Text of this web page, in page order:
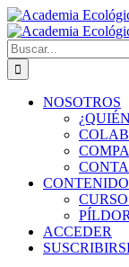
Saltar
al
contenido
Buscar:
NOSOTROS
CONTENIDO
ACCEDER